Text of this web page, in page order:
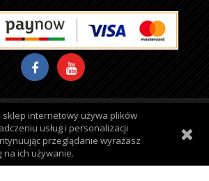
internetowy używa plików
usług i personalizacji
przeglądanie wyrażasz
na ich używanie.
by reCAPTCHA.Privacy-Terms
2026 Damiro. All Rights Reserved.
Realization:qbic studio